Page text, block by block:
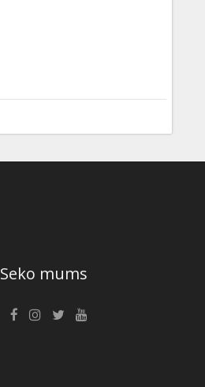
Seko mums